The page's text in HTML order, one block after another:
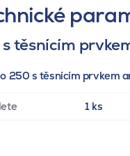
těsnícím
250 s těsnícím prvkem
1 ks